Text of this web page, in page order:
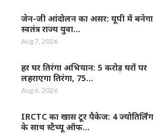
जेन-जी आंदोलन का असर: यूपी में बनेगा
स्वतंत्र राज्य युवा…
Aug 7, 2026
हर घर तिरंगा अभियान: 5 करोड़ घरों पर
लहराएगा तिरंगा, 75…
Aug 6, 2026
IRCTC का खास टूर पैकेज: 4 ज्योतिर्लिंग
के साथ स्टैच्यू ऑफ…